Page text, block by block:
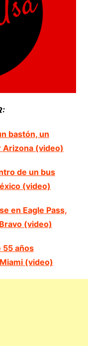
bastón, un
Arizona (video)
de un bus
(video)
en Eagle Pass,
(video)
55 años
(video)